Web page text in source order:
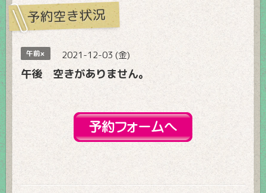
予約空き状況
午前× 2021-12-03 (金)
午後 空きがありません。